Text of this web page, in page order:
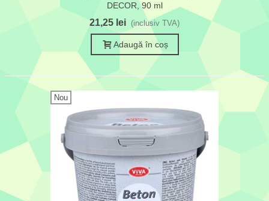
DECOR, 90 ml
21,25 lei (inclusiv TVA)
Adaugă în coș
Nou